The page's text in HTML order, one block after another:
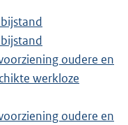
oudere en
werkloze
oudere en